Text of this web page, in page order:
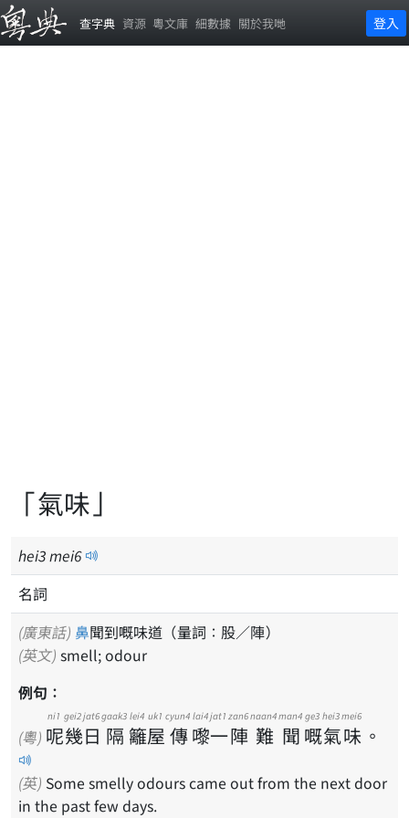
查字典 資源 粵文庫 細數據 關於我哋 登入
「氣味」
hei3mei6
名詞
(廣東話) 鼻聞到嘅味道（量詞：股／陣）
(英文) smell; odour
例句：
(粵) 呢
ni1
幾
gei2
日
jat6
隔
gaak3
籬
lei4
屋
uk1
傳
cyun4
嚟
lai4
一
jat1
陣
zan6
難
naan4
聞
man4
嘅
ge3
氣
hei3
味
mei6
。
(英) Some smelly odours came out from the next door
in the past few days.